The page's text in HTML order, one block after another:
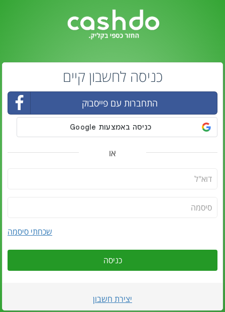
כניסה לחשבון קיים
התחברות עם פייסבוק
או
שכחתי סיסמה
כניסה
יצירת חשבון